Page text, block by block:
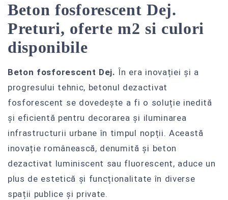
Beton fosforescent Dej.
Preturi, oferte m2 si culori
disponibile
Beton fosforescent Dej. În era inovației și a
progresului tehnic, betonul dezactivat
fosforescent se dovedește a fi o soluție inedită
și eficientă pentru decorarea și iluminarea
infrastructurii urbane în timpul nopții. Această
inovație românească, denumită și beton
dezactivat luminiscent sau fluorescent, aduce un
plus de estetică și funcționalitate în diverse
spații publice și private.